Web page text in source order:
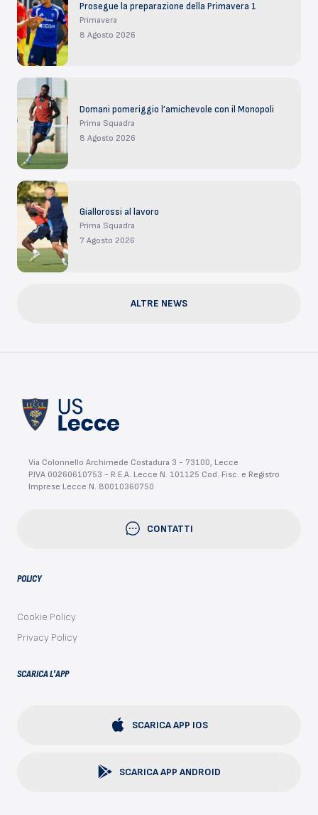
Prosegue la preparazione della Primavera 1
Primavera
8 Agosto 2026
Domani pomeriggio l’amichevole con il Monopoli
Prima Squadra
8 Agosto 2026
Giallorossi al lavoro
Prima Squadra
7 Agosto 2026
ALTRE NEWS
Via Colonnello Archimede Costadura 3 - 73100, Lecce
P.IVA 00260610753 - R.E.A. Lecce N. 101125 Cod. Fisc. e Registro
Imprese Lecce N. 80010360750
CONTATTI
POLICY
Cookie Policy
Privacy Policy
SCARICA L'APP
SCARICA APP IOS
SCARICA APP ANDROID